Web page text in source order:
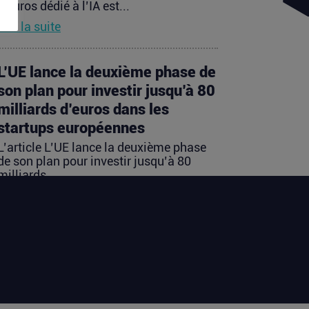
d’euros dédié à l’IA est...
Lire la suite
lance la deuxième phase de
plan pour investir jusqu’à 80
d’euros dans les
européennes
L’UE lance la deuxième phase
son plan pour investir jusqu’à 80